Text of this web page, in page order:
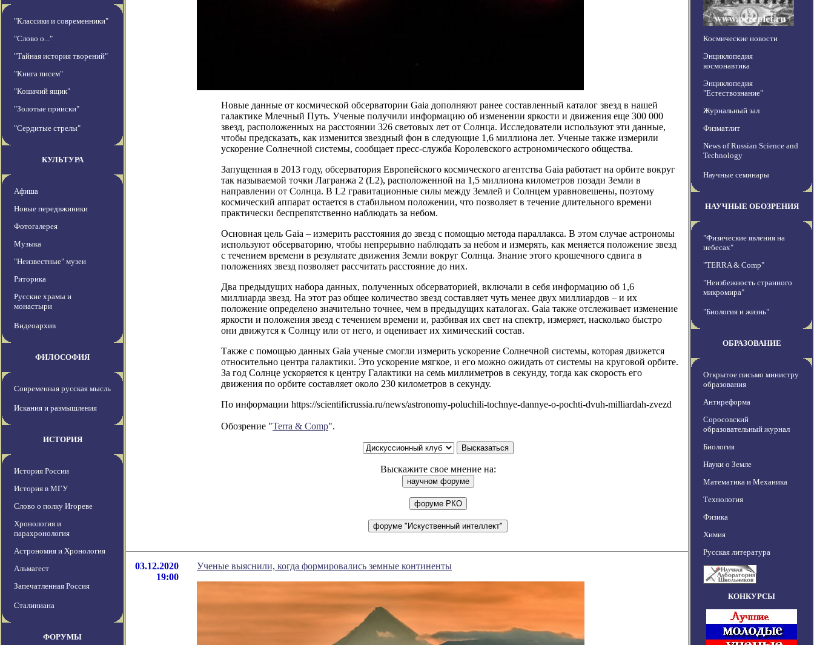
"Классики и современники"
"Слово о..."
"Тайная история творений"
"Книга писем"
"Кошачий ящик"
"Золотые прииски"
"Сердитые стрелы"
КУЛЬТУРА
Афиша
Новые передвжиники
Фотогалерея
Музыка
"Неизвестные" музеи
Риторика
Русские храмы и
монастыри
Видеоархив
ФИЛОСОФИЯ
Современная русская мысль
Искания и размышления
ИСТОРИЯ
История России
История в МГУ
Слово о полку Игореве
Хронология и
парахронология
Астрономия и Хронология
Альмагест
Запечатленная Россия
Сталиниана
ФОРУМЫ
Новые данные от космической обсерватории Gaia дополняют ранее составленный каталог звезд в нашей
галактике Млечный Путь. Ученые получили информацию об изменении яркости и движения еще 300 000
звезд, расположенных на расстоянии 326 световых лет от Солнца. Исследователи используют эти данные,
чтобы предсказать, как изменится звездный фон в следующие 1,6 миллиона лет. Ученые также измерили
ускорение Солнечной системы, сообщает пресс-служба Королевского астрономического общества.
Запущенная в 2013 году, обсерватория Европейского космического агентства Gaia работает на орбите вокруг
так называемой точки Лагранжа 2 (L2), расположенной на 1,5 миллиона километров позади Земли в
направлении от Солнца. В L2 гравитационные силы между Землей и Солнцем уравновешены, поэтому
космический аппарат остается в стабильном положении, что позволяет в течение длительного времени
практически беспрепятственно наблюдать за небом.
Основная цель Gaia – измерить расстояния до звезд с помощью метода параллакса. В этом случае астрономы
используют обсерваторию, чтобы непрерывно наблюдать за небом и измерять, как меняется положение звезд
с течением времени в результате движения Земли вокруг Солнца. Знание этого крошечного сдвига в
положениях звезд позволяет рассчитать расстояние до них.
Два предыдущих набора данных, полученных обсерваторией, включали в себя информацию об 1,6
миллиарда звезд. На этот раз общее количество звезд составляет чуть менее двух миллиардов – и их
положение определено значительно точнее, чем в предыдущих каталогах. Gaia также отслеживает изменение
яркости и положения звезд с течением времени и, разбивая их свет на спектр, измеряет, насколько быстро
они движутся к Солнцу или от него, и оценивает их химический состав.
Также с помощью данных Gaia ученые смогли измерить ускорение Солнечной системы, которая движется
относительно центра галактики. Это ускорение мягкое, и его можно ожидать от системы на круговой орбите.
За год Солнце ускоряется к центру Галактики на семь миллиметров в секунду, тогда как скорость его
движения по орбите составляет около 230 километров в секунду.
По информации https://scientificrussia.ru/news/astronomy-poluchili-tochnye-dannye-o-pochti-dvuh-milliardah-zvezd
Обозрение "Terra & Comp".
Выскажите свое мнение на:
03.12.2020
19:00
Ученые выяснили, когда формировались земные континенты
Космические новости
Энциклопедия
космонавтика
Энциклопедия
"Естествознание"
Журнальный зал
Физматлит
News of Russian Science and
Technology
Научные семинары
НАУЧНЫЕ ОБОЗРЕНИЯ
"Физические явления на
небесах"
"TERRA & Comp"
"Неизбежность странного
микромира"
"Биология и жизнь"
ОБРАЗОВАНИЕ
Открытое письмо министру
образования
Антиреформа
Соросовский
образовательный журнал
Биология
Науки о Земле
Математика и Механика
Технология
Физика
Химия
Русская литература
КОНКУРСЫ